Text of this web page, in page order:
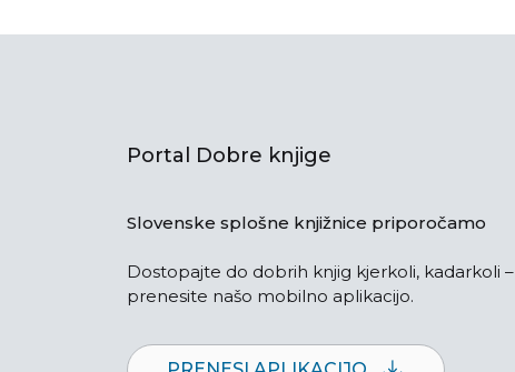
Portal Dobre knjige
Slovenske splošne knjižnice priporočamo
Dostopajte do dobrih knjig kjerkoli, kadarkoli –
prenesite našo mobilno aplikacijo.